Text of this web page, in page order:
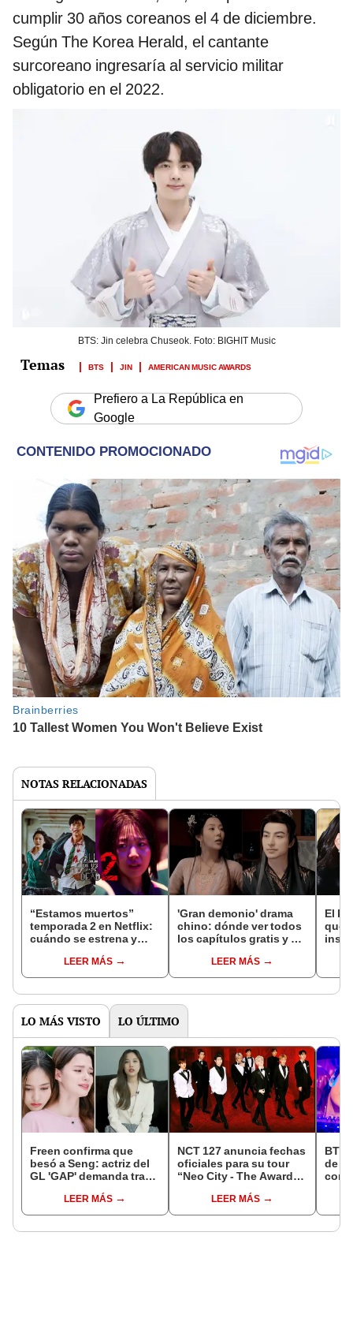
cumplir 30 años coreanos el 4 de diciembre.
Según The Korea Herald, el cantante
surcoreano ingresaría al servicio militar
obligatorio en el 2022.
BTS: Jin celebra Chuseok. Foto: BIGHIT Music
BTS JIN AMERICAN MUSIC AWARDS
Prefiero a La República en
Google
NOTAS RELACIONADAS
“Estamos muertos”
temporada 2 en Netflix:
cuándo se estrena y
temporadaLEER MÁS
'Gran demonio' drama
chino: dónde ver todos
los capítulos gratis y en
LEER MÁS
El k-
que
LO MÁS VISTO LO ÚLTIMO
Freen confirma que
besó a Seng: actriz del
GL 'GAP' demanda tras
privadasLEER MÁS
NCT 127 anuncia fechas
oficiales para su tour
“Neo City - The Awards”
LEER MÁS
de